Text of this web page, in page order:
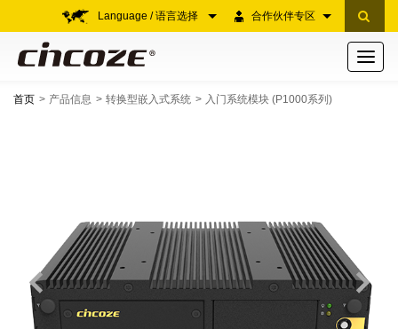
合作伙伴专区
Language / 语言选择
Toggle
首页 产品信息 转换型嵌入式系统 入门系统模块 (P1000系列)